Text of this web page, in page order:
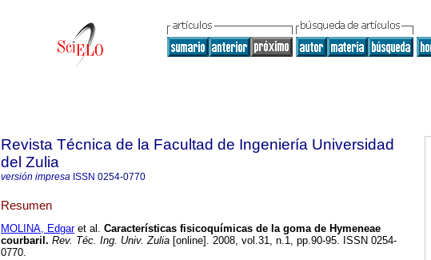
Revista Técnica de la Facultad de Ingeniería Universidad
del Zulia
versión impresa ISSN 0254-0770
Resumen
MOLINA, Edgaret al. Características fisicoquímicas de la goma de Hymeneae
courbaril . Rev. Téc. Ing. Univ. Zulia [online]. 2008, vol.31, n.1, pp.90-95. ISSN 0254-
0770.